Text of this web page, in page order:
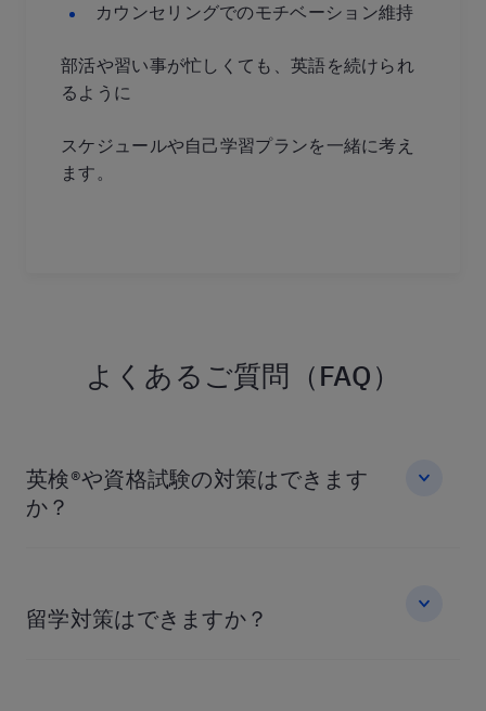
カウンセリングでのモチベーション維持
部活や習い事が忙しくても、英語を続けられ
るように
スケジュールや自己学習プランを一緒に考え
ます。
よくあるご質問（FAQ）
英検®や資格試験の対策はできます
か？
留学対策はできますか？